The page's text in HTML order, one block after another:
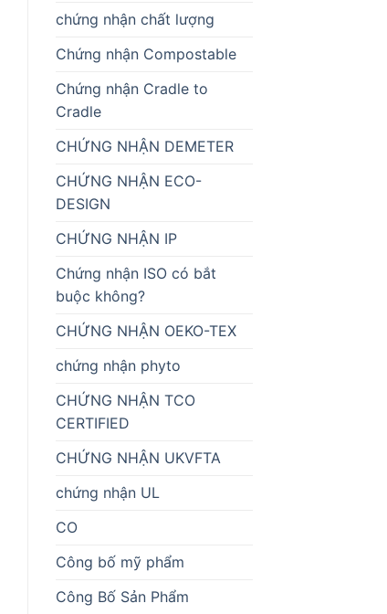
chứng nhận chất lượng
Chứng nhận Compostable
Chứng nhận Cradle to
Cradle
CHỨNG NHẬN DEMETER
CHỨNG NHẬN ECO-
DESIGN
CHỨNG NHẬN IP
Chứng nhận ISO có bắt
buộc không?
CHỨNG NHẬN OEKO-TEX
chứng nhận phyto
CHỨNG NHẬN TCO
CERTIFIED
CHỨNG NHẬN UKVFTA
chứng nhận UL
CO
Công bố mỹ phẩm
Công Bố Sản Phẩm